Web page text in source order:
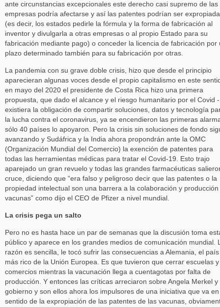
ante circunstancias excepcionales este derecho casi supremo de las
empresas podría afectarse y así las patentes podrían ser
(es decir, los estados pedirle la fórmula y la forma de fabricación al
inventor y divulgarla a otras empresas o al propio Estado para su
fabricación mediante pago) o conceder la licencia de fabricación por
plazo determinado también para su fabricación por otras.
La pandemia con su grave doble crisis, hizo que desde el principio
aparecieran algunas voces desde el propio capitalismo en este
en mayo del 2020 el presidente de Costa Rica hizo una primera
propuesta, que dado el alcance y el riesgo humanitario por el Covid
existiera la obligación de compartir soluciones, datos y tecnología
la lucha contra el coronavirus, ya se encendieron las primeras
sólo 40 países lo apoyaron. Pero la crisis sin soluciones de fondo
avanzando y Sudáfrica y la India ahora propondrán ante la OMC
(Organización Mundial del Comercio) la exención de patentes para
todas las herramientas médicas para tratar el Covid-19. Esto trajo
aparejado un gran revuelo y todas las grandes farmacéuticas
cruce, diciendo que “era falso y peligroso decir que las patentes o la
propiedad intelectual son una barrera a la colaboración y producción
vacunas” como dijo el CEO de Pfizer a nivel mundial.
La crisis pega un salto
Pero no es hasta hace un par de semanas que la discusión toma
público y aparece en los grandes medios de comunicación mundial.
razón es sencilla, le tocó sufrir las consecuencias a Alemania, el país
más rico de la Unión Europea. Es que tuvieron que cerrar escuelas y
comercios mientras la vacunación llega a cuentagotas por falta de
producción. Y entonces las críticas arreciaron sobre Angela Merkel y
gobierno y son ellos ahora los impulsores de una iniciativa que va
sentido de la expropiación de las patentes de las vacunas,